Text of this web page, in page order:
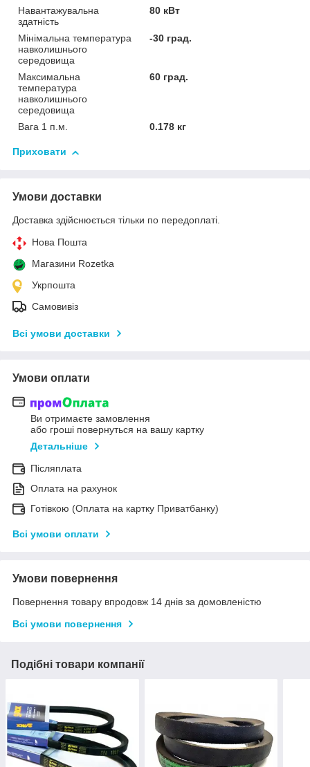
Навантажувальна
здатність
80 кВт
Мінімальна температура
навколишнього
середовища
-30 град.
Максимальна
температура
навколишнього
середовища
60 град.
Вага 1 п.м. 0.178 кг
Приховати
Умови доставки
Доставка здійснюється тільки по передоплаті.
Нова Пошта
Магазини Rozetka
Укрпошта
Самовивіз
Всі умови доставки
Умови оплати
Ви отримаєте замовлення
або гроші повернуться на вашу картку
Детальніше
Післяплата
Оплата на рахунок
Готівкою (Оплата на картку Приватбанку)
Всі умови оплати
Умови повернення
Повернення товару впродовж 14 днів за домовленістю
Всі умови повернення
Подібні товари компанії